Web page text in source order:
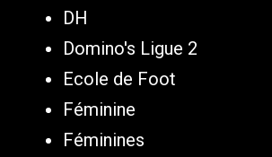
DH
Domino's Ligue 2
Ecole de Foot
Féminine
Féminines